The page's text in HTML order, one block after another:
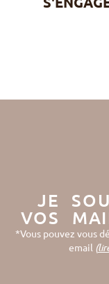
JE
VOS
*Vous pouvez vous
email (